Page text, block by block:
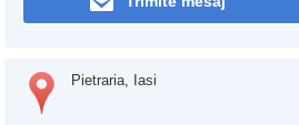
Pietraria, Iasi